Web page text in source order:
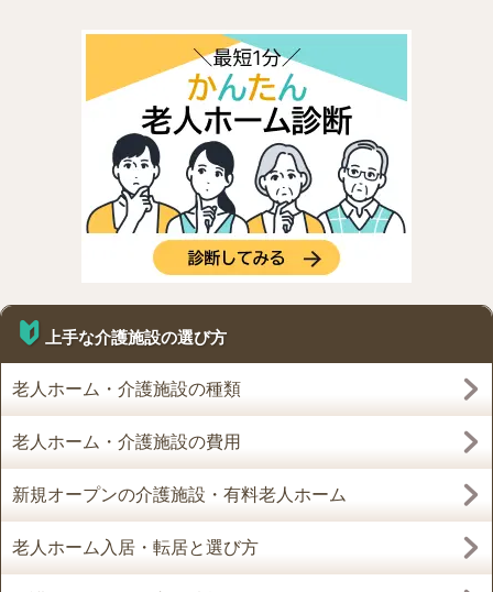
上手な介護施設の選び方
老人ホーム・介護施設の種類
老人ホーム・介護施設の費用
新規オープンの介護施設・有料老人ホーム
老人ホーム入居・転居と選び方